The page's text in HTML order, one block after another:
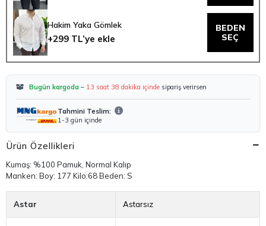
Hakim Yaka Gömlek
+299 TL’ye ekle
BEDEN
SEÇ
Bugün kargoda – 13 saat 38 dakika içinde sipariş verirsen
Tahmini Teslim:
1-3 gün içinde
Ürün Özellikleri
Kumaş: %100 Pamuk, Normal Kalıp
Manken: Boy: 177 Kilo:68 Beden: S
Astar Astarsız